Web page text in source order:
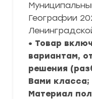
Географии
• Товар
вариантам,
решения
Вами класса;
Материал